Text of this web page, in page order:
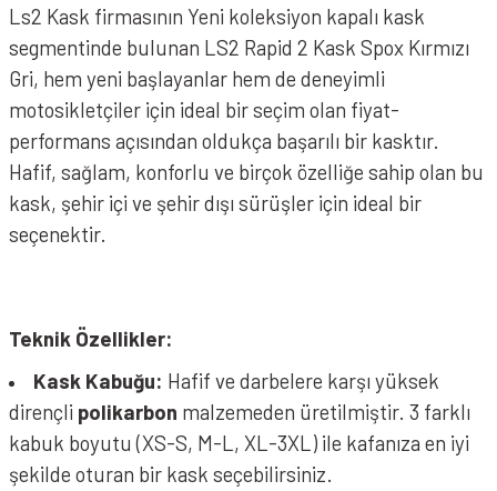
LS2 Rapid 2 Grid Mat Beyaz Kırmızı Kask
Ls2 Kask firmasının Yeni koleksiyon kapalı kask
segmentinde bulunan LS2 Rapid 2 Kask Spox Kırmızı
Gri, hem yeni başlayanlar hem de deneyimli
motosikletçiler için ideal bir seçim olan fiyat-
performans açısından oldukça başarılı bir kasktır.
Hafif, sağlam, konforlu ve birçok özelliğe sahip olan bu
kask, şehir içi ve şehir dışı sürüşler için ideal bir
seçenektir.
Teknik Özellikler:
Kask Kabuğu: Hafif ve darbelere karşı yüksek
dirençli polikarbon malzemeden üretilmiştir. 3 farklı
kabuk boyutu (XS-S, M-L, XL-3XL) ile kafanıza en iyi
şekilde oturan bir kask seçebilirsiniz.